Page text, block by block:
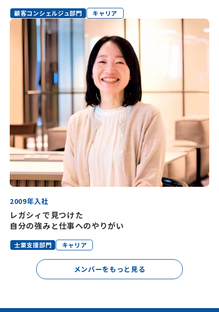
顧客コンシェルジュ部門 キャリア
2009年入社
レガシィで見つけた
自分の強みと仕事へのやりがい
士業支援部門 キャリア
メンバーをもっと見る